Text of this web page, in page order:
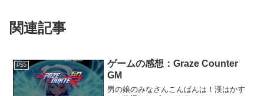
関連記事
PS5
ゲームの感想：Graze Counter
GM
男の娘のみなさんこんばんは！漢はかす